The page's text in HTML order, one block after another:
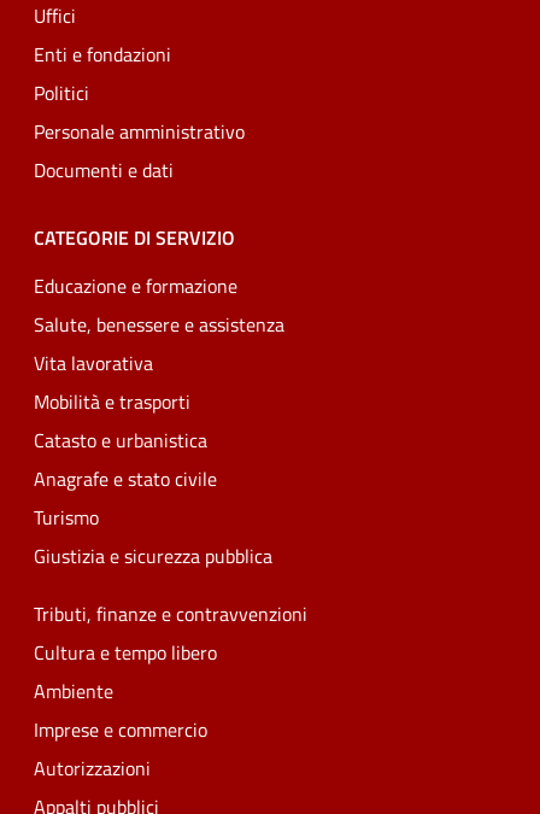
Uffici
Enti e fondazioni
Politici
Personale amministrativo
Documenti e dati
CATEGORIE DI SERVIZIO
Educazione e formazione
Salute, benessere e assistenza
Vita lavorativa
Mobilità e trasporti
Catasto e urbanistica
Anagrafe e stato civile
Turismo
Giustizia e sicurezza pubblica
Tributi, finanze e contravvenzioni
Cultura e tempo libero
Ambiente
Imprese e commercio
Autorizzazioni
Appalti pubblici